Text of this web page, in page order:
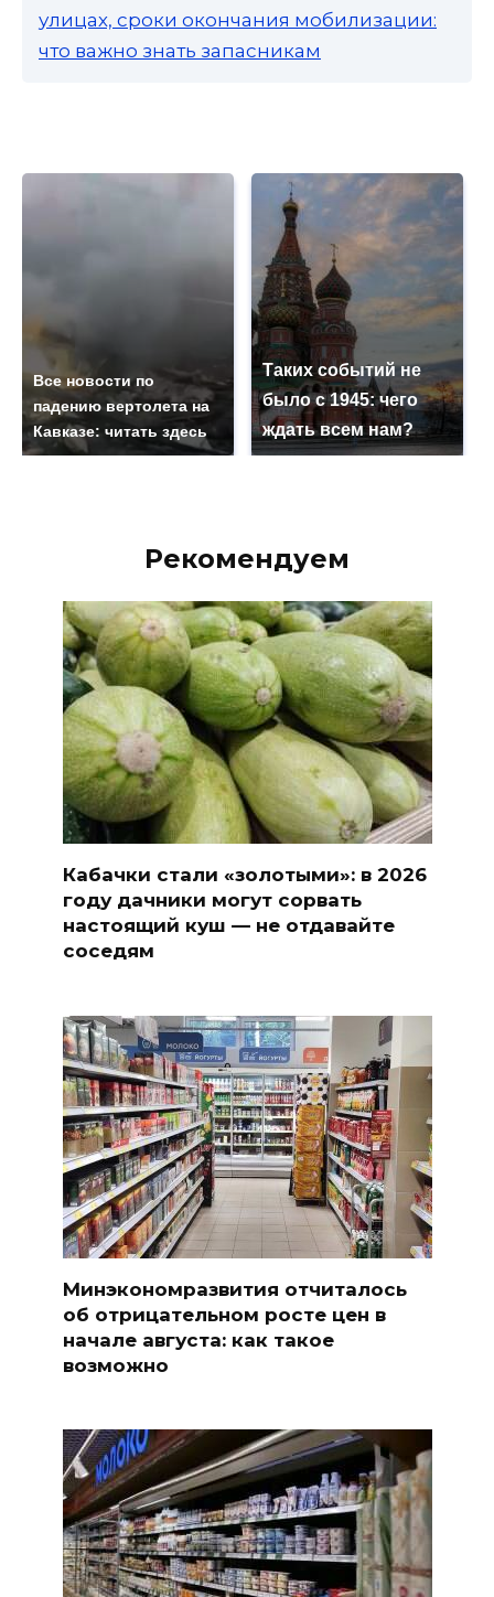
улицах, сроки окончания мобилизации:
что важно знать запасникам
Все новости по
падению вертолета на
Кавказе: читать здесь
Таких событий не
было с 1945: чего
ждать всем нам?
Рекомендуем
Кабачки стали «золотыми»: в 2026
году дачники могут сорвать
настоящий куш — не отдавайте
соседям
Минэкономразвития отчиталось
об отрицательном росте цен в
начале августа: как такое
возможно